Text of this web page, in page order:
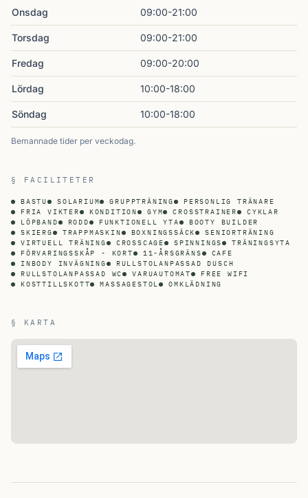
Onsdag 09:00-21:00
Torsdag 09:00-21:00
Fredag 09:00-20:00
Lördag 10:00-18:00
Söndag 10:00-18:00
Bemannade tider per veckodag.
§ FACILITETER
BASTU SOLARIUM GRUPPTRÄNING
PERSONLIG TRÄNARE
FRIA VIKTER
KONDITION GYM CROSSTRAINER
CYKLAR
LÖPBAND
RODD FUNKTIONELL YTA
BOOTY BUILDER
SKIERG
TRAPPMASKIN BOXNINGSSÄCK
SENIORTRÄNING
VIRTUELL TRÄNING
CROSSCAGE SPINNINGS
TRÄNINGSYTA
FÖRVARINGSSKÅP - KORT
11-ÅRSGRÄNS
CAFE
INBODY INVÄGNING
RULLSTOLANPASSAD DUSCH
RULLSTOLANPASSAD WC
VARUAUTOMAT
FREE WIFI
KOSTTILLSKOTT
MASSAGESTOL OMKLÄDNING
§ KARTA